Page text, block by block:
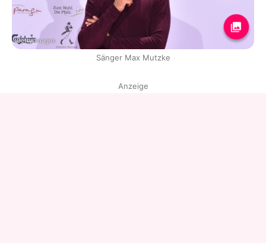
Getty Images
Sänger Max Mutzke
Anzeige